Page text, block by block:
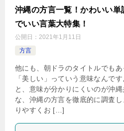
沖縄の方言一覧！かわいい単
でいい言葉大特集！
公開日： 2021年1月11日
方言
他にも、朝ドラのタイトルでもあ
「美しい」っていう意味なんで
と、意味が分かりにくいのが沖
な、沖縄の方言を徹底的に調査
りやすくお […]